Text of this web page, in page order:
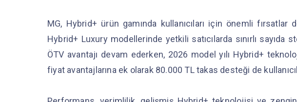
MG, Hybrid+ ürün gamında kullanıcıları için önemli fırsatlar
Hybrid+ Luxury modellerinde yetkili satıcılarda sınırlı
ÖTV avantajı devam ederken, 2026 model yılı Hybrid+
fiyat avantajlarına ek olarak 80.000 TL takas desteği de